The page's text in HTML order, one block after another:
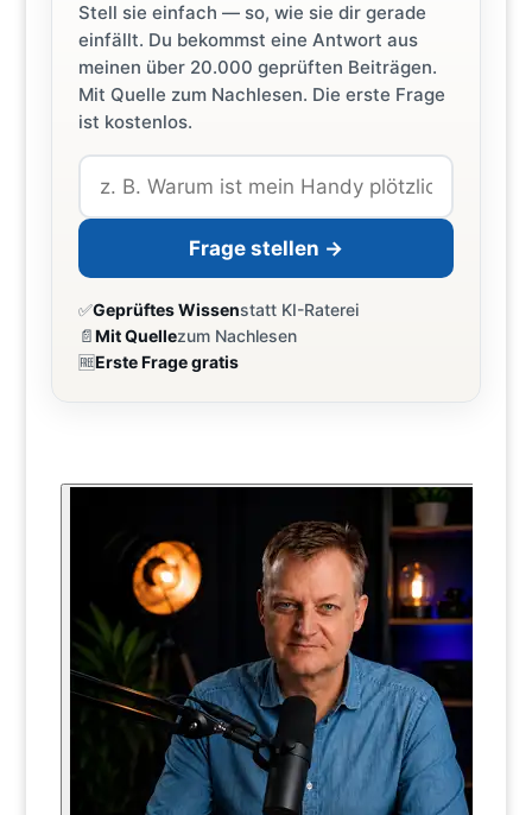
Stell sie einfach — so, wie sie dir gerade
einfällt. Du bekommst eine Antwort aus
meinen über 20.000 geprüften Beiträgen.
Mit Quelle zum Nachlesen. Die erste Frage
ist kostenlos.
Frage stellen →
✅Geprüftes Wissenstatt KI-Raterei
📄Mit Quellezum Nachlesen
🆓Erste Frage gratis